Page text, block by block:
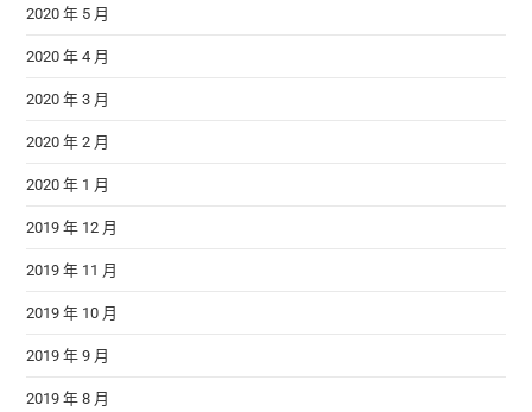
2020 年 5 月
2020 年 4 月
2020 年 3 月
2020 年 2 月
2020 年 1 月
2019 年 12 月
2019 年 11 月
2019 年 10 月
2019 年 9 月
2019 年 8 月